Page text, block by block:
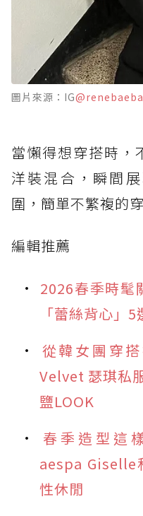
圖片來源：IG
當懶得想穿搭時，
洋裝混合，瞬間
圍，簡單不繁複的
編輯推薦
2026春季時髦
「蕾絲背心」
從韓女團穿
Velvet 瑟琪私
鹽LOOK
春季造型這
aespa Giselle
性休閒